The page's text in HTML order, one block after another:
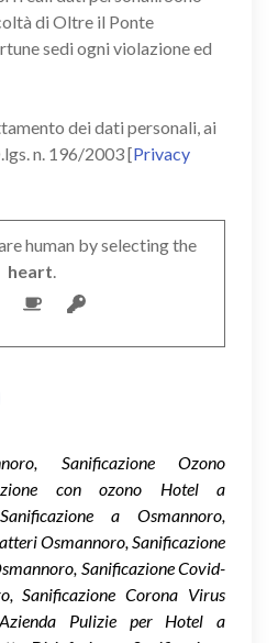
di Oltre il Ponte
sedi ogni violazione ed
dei dati personali, ai
n. 196/2003 [Privacy
human by selecting the
heart.
Sanificazione Ozono
con ozono Hotel a
a Osmannoro,
Osmannoro, Sanificazione
Sanificazione Covid-
Sanificazione Corona Virus
Pulizie per Hotel a